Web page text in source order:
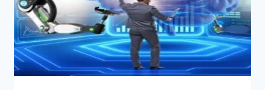
GERAR
MAIS
AUDIÊNCIA,
ENGAJAMENTO
E
VENDAS